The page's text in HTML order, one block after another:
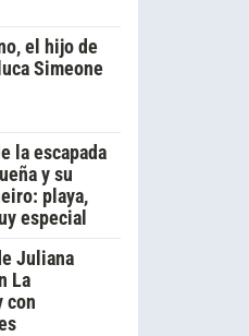
el hijo de
Simeone
la escapada
y su
playa,
especial
Juliana
La
con